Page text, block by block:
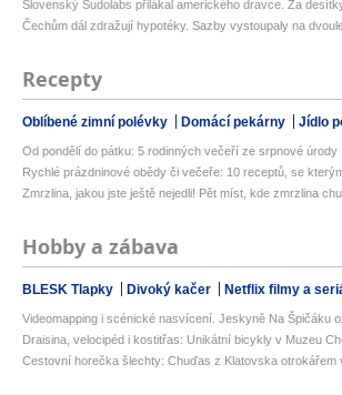
Slovenský Sudolabs přilákal amerického dravce. Za
Čechům dál zdražují hypotéky. Sazby vystoupaly na
Recepty
Oblíbené zimní polévky Domácí pekárny Jídlo
Od pondělí do pátku: 5 rodinných večeří ze srpnové úrody
Rychlé prázdninové obědy či večeře: 10 receptů, se
Zmrzlina, jakou jste ještě nejedli! Pět míst, kde zmrzlina
Hobby a zábava
BLESK Tlapky Divoký kačer Netflix filmy a
Videomapping i scénické nasvícení. Jeskyně Na Špičáku
Draisina, velocipéd i kostitřas: Unikátní bicykly v Muzeu
Cestovní horečka šlechty: Chuďas z Klatovska otrokářem